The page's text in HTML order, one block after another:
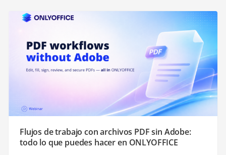
Flujos de trabajo con archivos PDF sin Adobe:
todo lo que puedes hacer en ONLYOFFICE